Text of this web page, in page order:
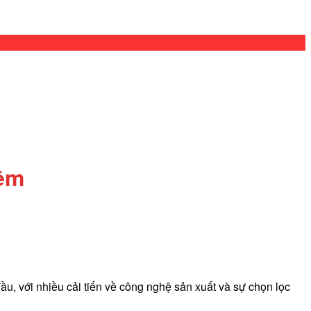
₫.
với nhiều cải tiến về công nghệ sản xuất và sự chọn lọc